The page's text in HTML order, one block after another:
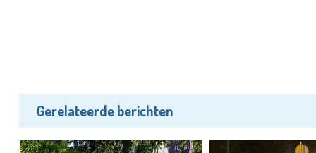
Gerelateerde berichten